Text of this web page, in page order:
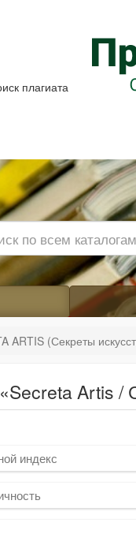
плагиата
ARTIS (Секреты
Artis /
индекс